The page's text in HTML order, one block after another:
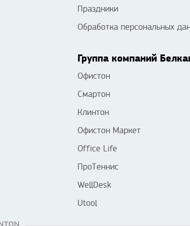
Праздники
Обработка персональных
Группа компаний
Офистон
Смартон
Клинтон
Офистон Маркет
Office Life
ПроТеннис
WellDesk
Utool